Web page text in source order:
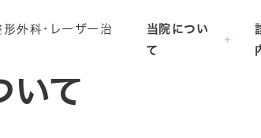
当院につい
て
いて